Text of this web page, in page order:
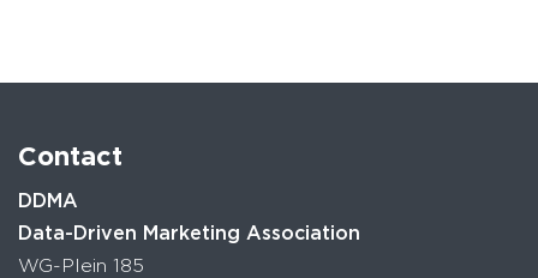
Contact
DDMA
Data-Driven Marketing Association
WG-Plein 185